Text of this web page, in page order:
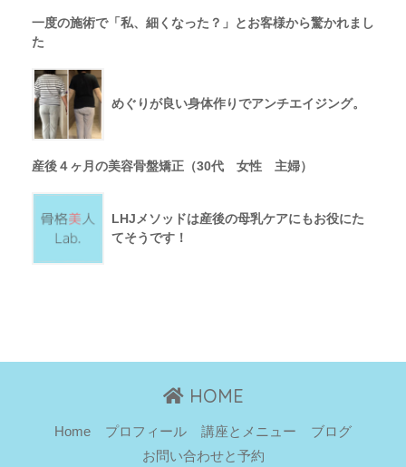
一度の施術で「私、細くなった？」とお客様から驚かれまし
た
めぐりが良い身体作りでアンチエイジング。
産後４ヶ月の美容骨盤矯正（30代 女性 主婦）
LHJメソッドは産後の母乳ケアにもお役にた
てそうです！
HOME
Home プロフィール 講座とメニュー
ブログ
お問い合わせと予約